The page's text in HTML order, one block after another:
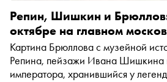
Репин, Шишкин и
октябре на главном
Картина Брюллова с музейной
Репина, пейзажи Ивана Шишкина
императора, хранившийся у